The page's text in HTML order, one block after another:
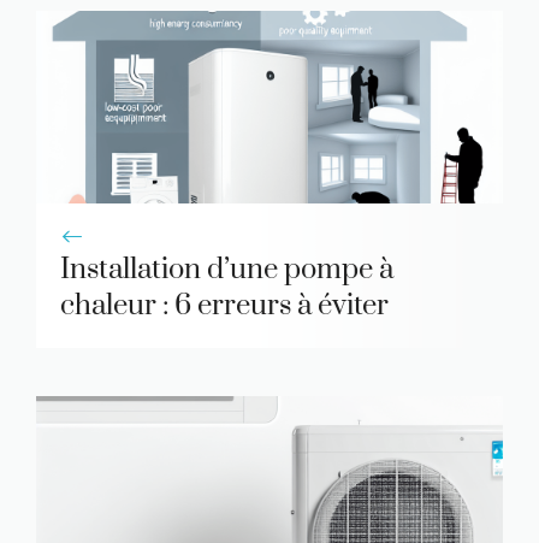
Installation d’une pompe à
chaleur : 6 erreurs à éviter